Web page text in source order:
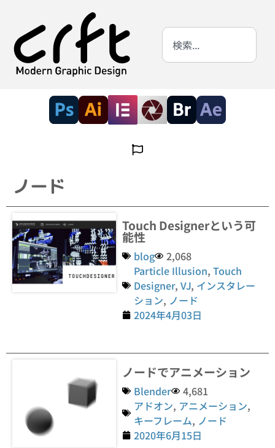
ノード
Touch Designerという可
能性
blog
2,068
Particle Illusion,Touch
Designer,VJ, インスタレー
ション, ノード
2024年4月03日
ノードでアニメーション
Blender
4,681
アドオン, アニメーション,
キーフレーム, ノード
2020年6月15日